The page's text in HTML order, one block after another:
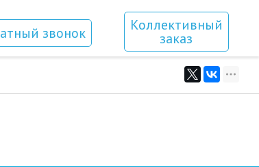
звонок Коллективный
заказ